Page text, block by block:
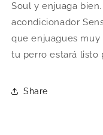
Soul y enjuaga
acondicionador
que enjuagues
tu perro estará listo
Share